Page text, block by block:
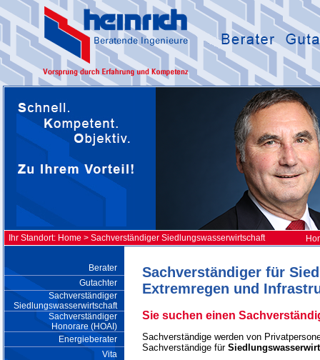
Ihr Standort: Home > Sachverständiger Siedlungswasserwirtschaft
Berater
Gutachter
Sachverständiger
Siedlungswasserwirtschaft
Sachverständiger
Honorare (HOAI)
Energieberater
Vita
Sachverständiger für
Extremregen und
Sie suchen einen
Sachverständige werden von
Sachverständige für